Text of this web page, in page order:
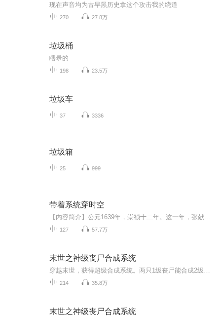
现在声音均为古早黑历史拿这个攻击我的绕道
270 27.8万
垃圾桶
瞎录的
198 23.5万
垃圾车
37 3336
垃圾箱
25 999
带着系统穿时空
127 57.7万
末世之神级丧尸合成系统
214 35.8万
末世之神级丧尸合成系统